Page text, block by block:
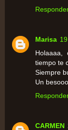
Marisa
tiempo te
Siempre
Un
CARMEN